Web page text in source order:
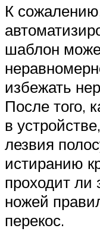
К
шаблон
избежать
После того,
в
лезвия
истиранию
проходит ли
ножей
перекос.